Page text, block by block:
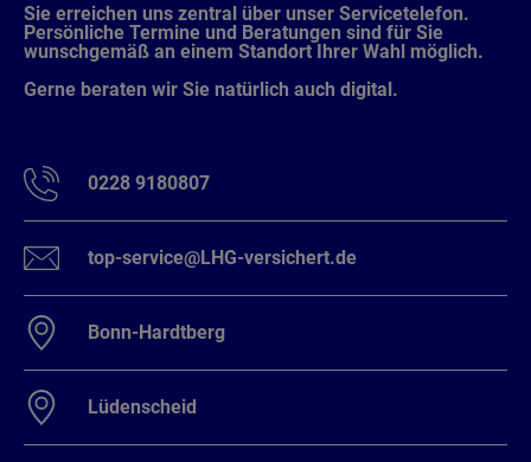
Sie erreichen uns zentral über unser Servicetelefon.
Persönliche Termine und Beratungen sind für Sie
wunschgemäß an einem Standort Ihrer Wahl möglich.
Gerne beraten wir Sie natürlich auch digital.
0228 9180807
top-service@LHG-versichert.de
Bonn-Hardtberg
Lüdenscheid